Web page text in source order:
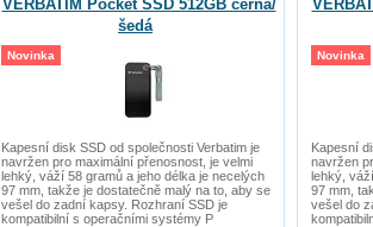
VERBATIM Pocket SSD 512GB černá/
šedá
Kapesní disk SSD od společnosti Verbatim je
navržen pro maximální přenosnost, je velmi
lehký, váží 58 gramů a jeho délka je necelých
97 mm, takže je dostatečně malý na to, aby se
vešel do zadní kapsy. Rozhraní SSD je
kompatibilní s operačními systémy P
Novinka
Kapesní
navržen
lehký,
97 mm,
vešel do
Novinka